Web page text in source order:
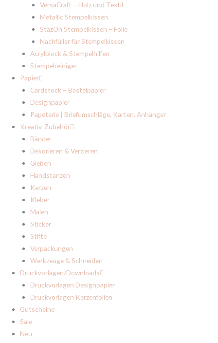
VersaCraft – Holz und Textil
Metallic Stempelkissen
StazOn Stempelkissen – Folie
Nachfüller für Stempelkissen
Acrylblock & Stempelhilfen
Stempelreiniger
Papier
Cardstock – Bastelpapier
Designpapier
Papeterie | Briefumschläge, Karten, Anhänger
Kreativ-Zubehör
Bänder
Dekorieren & Verzieren
Gießen
Handstanzen
Kerzen
Kleber
Malen
Sticker
Stifte
Verpackungen
Werkzeuge & Schneiden
Druckvorlagen/Downloads
Druckvorlagen Designpapier
Druckvorlagen Kerzenfolien
Gutscheine
Sale
Neu